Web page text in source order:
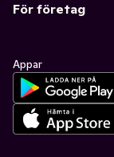
För företag
Appar